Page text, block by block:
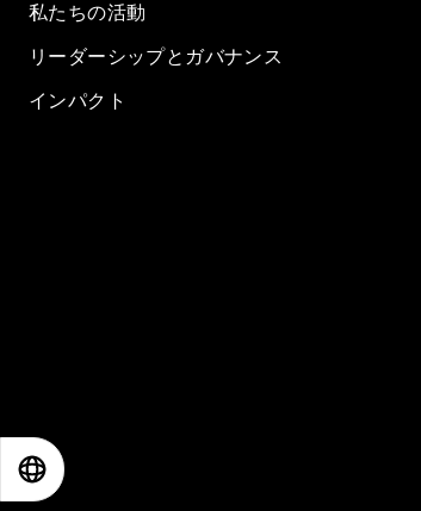
私たちの活動
リーダーシップとガバナンス
インパクト